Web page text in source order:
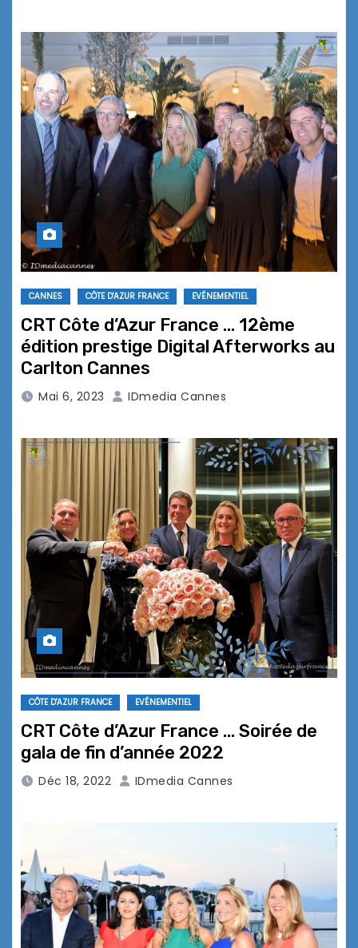
CANNES CÔTE D'AZUR FRANCE EVÉNEMENTIEL
CRT Côte d’Azur France … 12ème
édition prestige Digital Afterworks au
Carlton Cannes
Mai 6, 2023 IDmedia Cannes
CÔTE D'AZUR FRANCE EVÉNEMENTIEL
CRT Côte d’Azur France … Soirée de
gala de fin d’année 2022
Déc 18, 2022 IDmedia Cannes